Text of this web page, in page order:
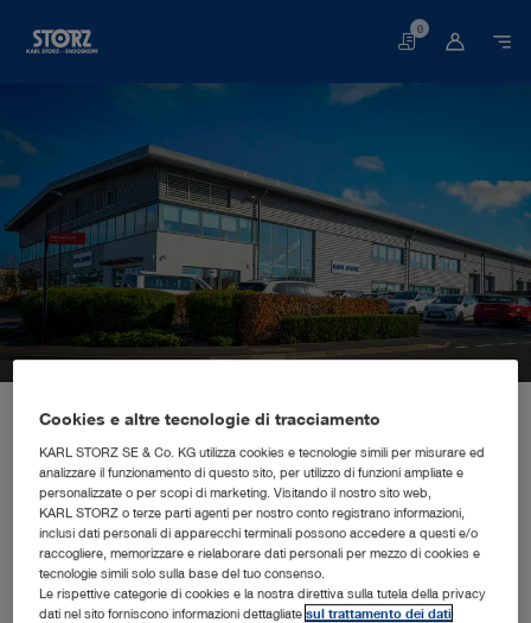
Carrello
0
Regno Unito, Slough: KARL STORZ Endoscopy (UK) Ltd.
FILIALE DI VENDITA E MARKETING
KARL STORZ Endoscopy (UK)
Ltd.
Cookies e altre tecnologie di tracciamento
KARL STORZ SE & Co. KG utilizza cookies e tecnologie simili per misurare ed
analizzare il funzionamento di questo sito, per utilizzo di funzioni ampliate e
personalizzate o per scopi di marketing. Visitando il nostro sito web,
KARL STORZ o terze parti agenti per nostro conto registrano informazioni,
inclusi dati personali di apparecchi terminali possono accedere a questi e/o
raccogliere, memorizzare e rielaborare dati personali per mezzo di cookies e
tecnologie simili solo sulla base del tuo consenso.
Le rispettive categorie di cookies e la nostra direttiva sulla tutela della privacy
dati nel sito forniscono informazioni dettagliatesul trattamento dei dati